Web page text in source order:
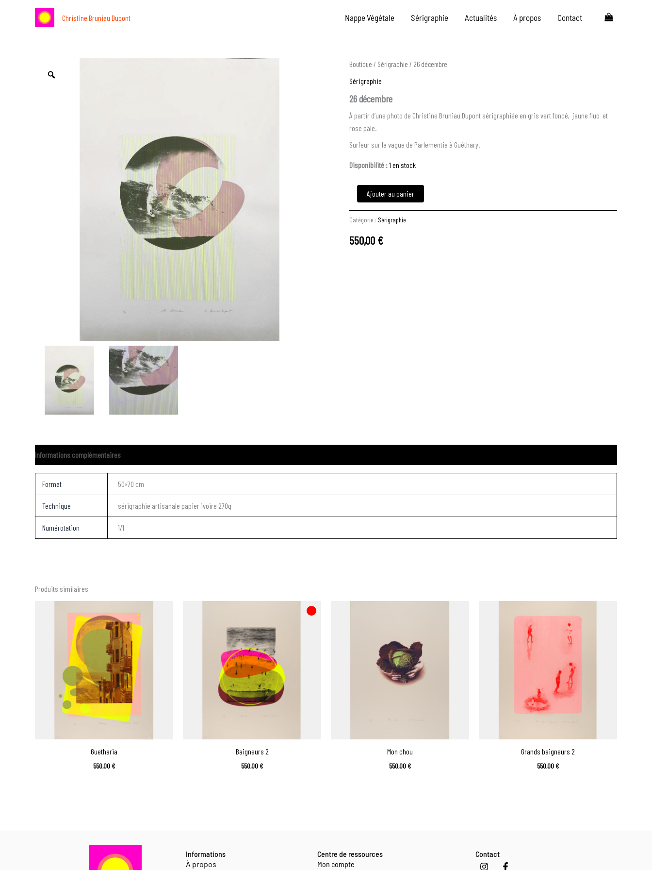
Christine Bruniau Dupont Nappe Végétale Sérigraphie Actualités À propos Contact
Boutique / Sérigraphie / 26 décembre
Sérigraphie
26 décembre
À partir d’une photo de Christine Bruniau Dupont sérigraphiée en gris vert foncé, jaune fluo et
rose pâle.
Surfeur sur la vague de Parlementia à Guéthary.
Disponibilité :1 en stock
quantité
26
Ajouter au panier
Catégorie : Sérigraphie
550,00 €
Informations complémentaires
Format 50×70 cm
Technique sérigraphie artisanale papier ivoire 270g
Numérotation 1/1
Produits similaires
Guetharia
550,00 €
Baigneurs 2
550,00 €
Mon chou
550,00 €
Grands baigneurs 2
550,00 €
Informations
À propos
Centre de ressources
Mon compte
Contact
I
F